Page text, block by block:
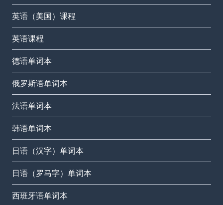
英语（美国）课程
英语课程
德语单词本
俄罗斯语单词本
法语单词本
韩语单词本
日语（汉字）单词本
日语（罗马字）单词本
西班牙语单词本